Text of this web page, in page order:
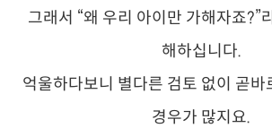
그래서 “왜 우리 아이만 가해자죠?”
해하십니다.
억울하다보니 별다른 검토 없이 곧바
경우가 많지요.